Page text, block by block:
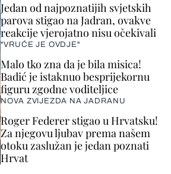
Jedan od najpoznatijih svjetskih
parova stigao na Jadran, ovakve
reakcije vjerojatno nisu očekivali
"VRUĆE JE OVDJE"
Malo tko zna da je bila misica!
Badić je istaknuo besprijekornu
figuru zgodne voditeljice
NOVA ZVIJEZDA NA JADRANU
Roger Federer stigao u Hrvatsku!
Za njegovu ljubav prema našem
otoku zaslužan je jedan poznati
Hrvat